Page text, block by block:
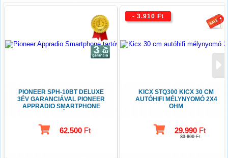
PIONEER SPH-10BT DELUXE
3ÉV GARANCIÁVAL PIONEER
APPRADIO SMARTPHONE
62.500 Ft
KICX STQ300 KICX 30 CM
AUTÓHIFI MÉLYNYOMÓ 2X4
OHM
29.990 Ft
33.900Ft
- 3.910 Ft